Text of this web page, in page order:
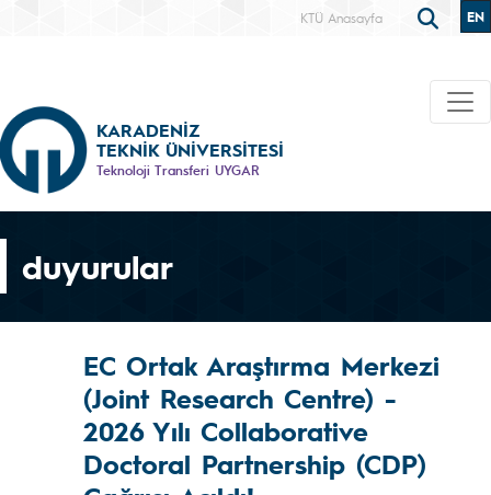
KTÜ Anasayfa EN
KARADENİZ
TEKNİK ÜNİVERSİTESİ
Teknoloji Transferi UYGAR
duyurular
EC Ortak Araştırma Merkezi
(Joint Research Centre) -
2026 Yılı Collaborative
Doctoral Partnership (CDP)